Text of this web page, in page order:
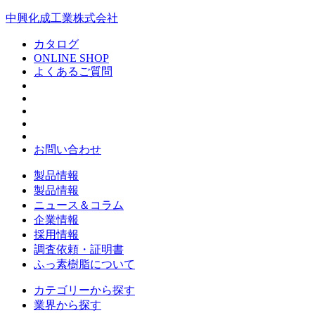
中興化成工業株式会社
カタログ
ONLINE SHOP
よくあるご質問
お問い合わせ
製品情報
製品情報
ニュース＆コラム
企業情報
採用情報
調査依頼・証明書
ふっ素樹脂について
カテゴリーから探す
業界から探す